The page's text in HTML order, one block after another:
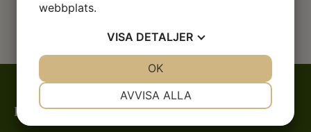
Besök oss
webbplats.
VISA DETALJER
AVVISA ALLA
OK